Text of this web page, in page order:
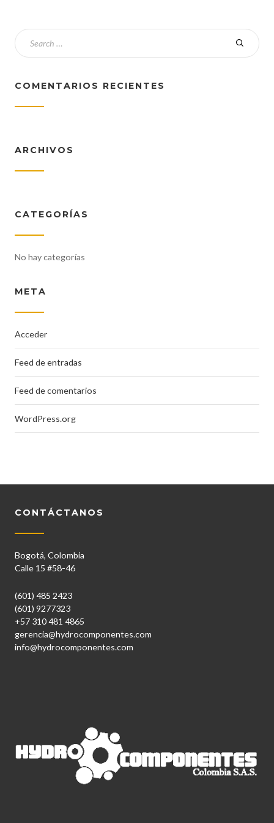
COMENTARIOS RECIENTES
ARCHIVOS
CATEGORÍAS
No hay categorías
META
Acceder
Feed de entradas
Feed de comentarios
WordPress.org
CONTÁCTANOS
Bogotá, Colombia
Calle 15 #58-46
(601) 485 2423
(601) 9277323
+57 310 481 4865
gerencia@hydrocomponentes.com
info@hydrocomponentes.com